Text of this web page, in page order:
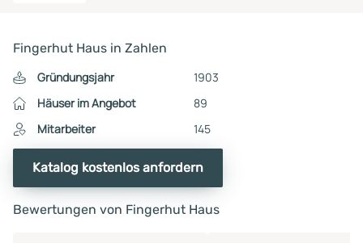
Fingerhut Haus in Zahlen
Gründungsjahr
1903
Häuser im Angebot
89
Mitarbeiter
145
Katalog kostenlos anfordern
Bewertungen von Fingerhut Haus